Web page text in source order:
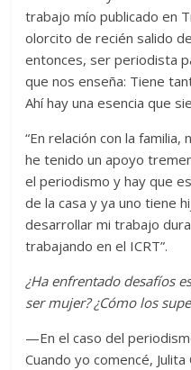
trabajo mío publicado en
olorcito de recién salido
entonces, ser periodista
que nos enseña: Tiene
Ahí hay una esencia que
“En relación con la
he tenido un apoyo
el periodismo y hay que
de la casa y ya uno tiene
desarrollar mi trabajo
trabajando en el ICRT”.
¿Ha enfrentado desafíos
ser mujer? ¿Cómo los
—En el caso del
Cuando yo comencé,